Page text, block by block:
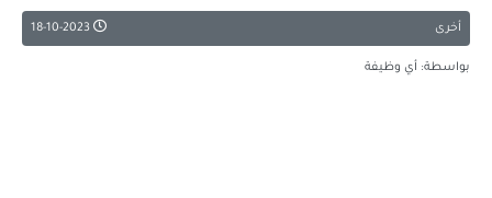
أخرى
بواسطة: أي وظيفة